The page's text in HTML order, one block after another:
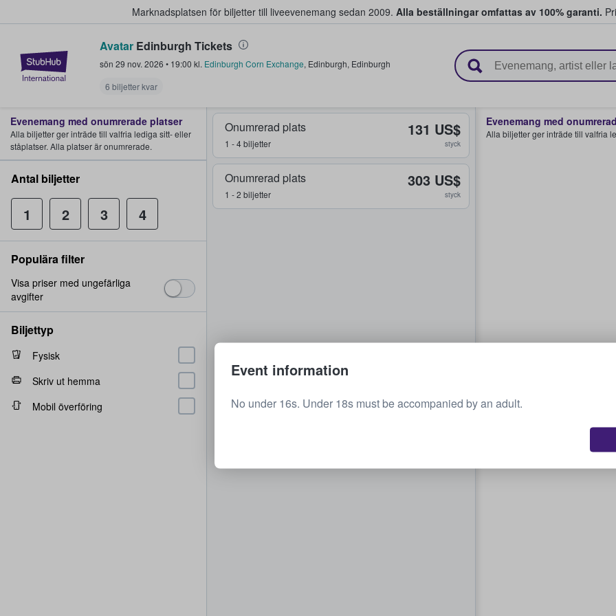
Marknadsplatsen för biljetter till liveevenemang sedan 2009. Alla beställningar omfattas av 100% garanti.
StubHub – där fans köper och säljer biljetter.
Avatar Edinburgh Tickets
sön 29 nov. 2026 • 19:00 kl. Edinburgh Corn Exchange, Edinburgh, Edinburgh
6 biljetter kvar
Onumrerad plats
1 - 4 biljetter
131 US$
styck
Onumrerad plats
1 - 2 biljetter
303 US$
styck
Evenemang med
Alla biljetter ger inträde till valfria
Evenemang med onumrerade platser
Alla biljetter ger inträde till valfria lediga sitt- eller
ståplatser. Alla platser är onumrerade.
Antal biljetter
1 2 3 4
Populära filter
Visa priser med ungefärliga
avgifter
Biljettyp
Fysisk
Skriv ut hemma
Mobil överföring
Event information
No under 16s. Under 18s must be accompanied by an adult.